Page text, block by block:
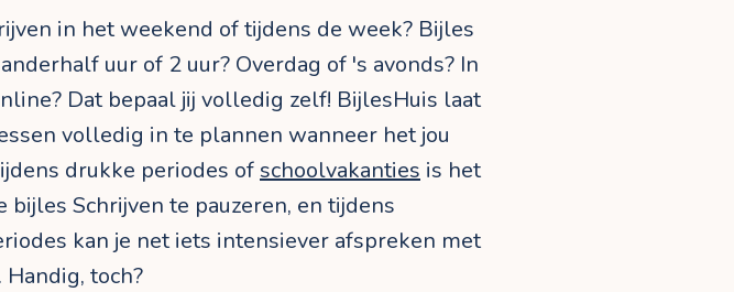
in het weekend of tijdens de week? Bijles
uur of 2 uur? Overdag of 's avonds? In
Dat bepaal jij volledig zelf! BijlesHuis laat
volledig in te plannen wanneer het jou
drukke periodes of schoolvakanties is het
bijles Schrijven te pauzeren, en tijdens
kan je net iets intensiever afspreken met
Handig, toch?